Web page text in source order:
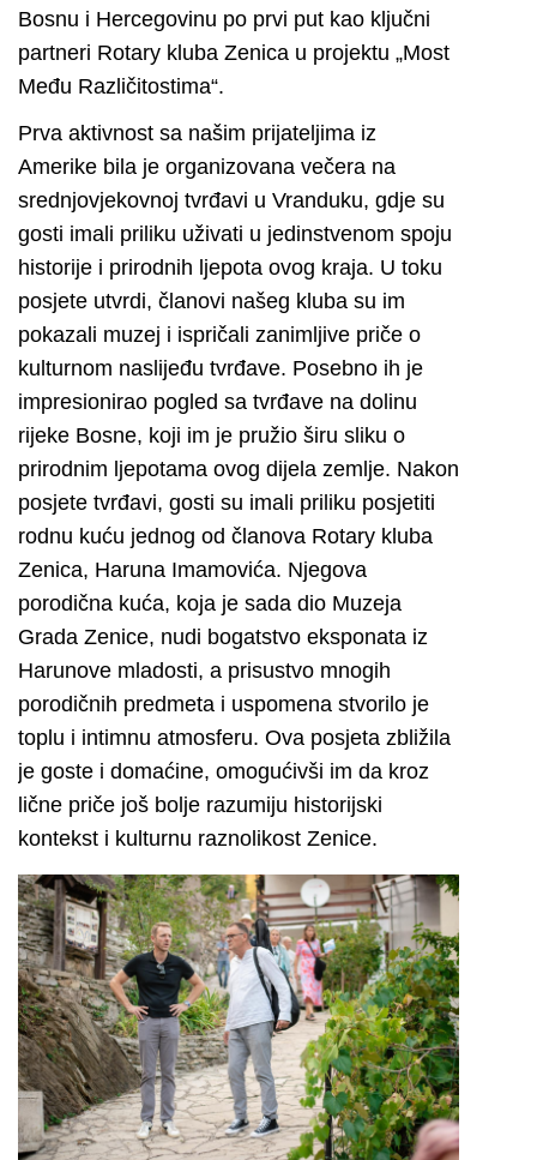
Bosnu i Hercegovinu po prvi put kao ključni
partneri Rotary kluba Zenica u projektu „Most
Među Različitostima“.
Prva aktivnost sa našim prijateljima iz
Amerike bila je organizovana večera na
srednjovjekovnoj tvrđavi u Vranduku, gdje su
gosti imali priliku uživati u jedinstvenom spoju
historije i prirodnih ljepota ovog kraja. U toku
posjete utvrdi, članovi našeg kluba su im
pokazali muzej i ispričali zanimljive priče o
kulturnom naslijeđu tvrđave. Posebno ih je
impresionirao pogled sa tvrđave na dolinu
rijeke Bosne, koji im je pružio širu sliku o
prirodnim ljepotama ovog dijela zemlje. Nakon
posjete tvrđavi, gosti su imali priliku posjetiti
rodnu kuću jednog od članova Rotary kluba
Zenica, Haruna Imamovića. Njegova
porodična kuća, koja je sada dio Muzeja
Grada Zenice, nudi bogatstvo eksponata iz
Harunove mladosti, a prisustvo mnogih
porodičnih predmeta i uspomena stvorilo je
toplu i intimnu atmosferu. Ova posjeta zbližila
je goste i domaćine, omogućivši im da kroz
lične priče još bolje razumiju historijski
kontekst i kulturnu raznolikost Zenice.